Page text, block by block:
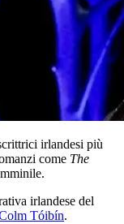
irlandesi più
come The
irlandese del
Tóibín.